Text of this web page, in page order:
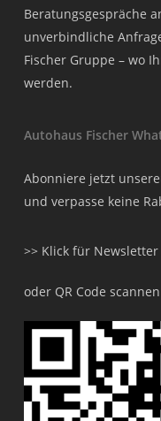
Beratungsgespräche
unverbindliche
Fischer Gruppe – wo
werden.
Autohaus Fischer
Abonniere jetzt
und verpasse keine
>> Klick für
oder QR Code scannen